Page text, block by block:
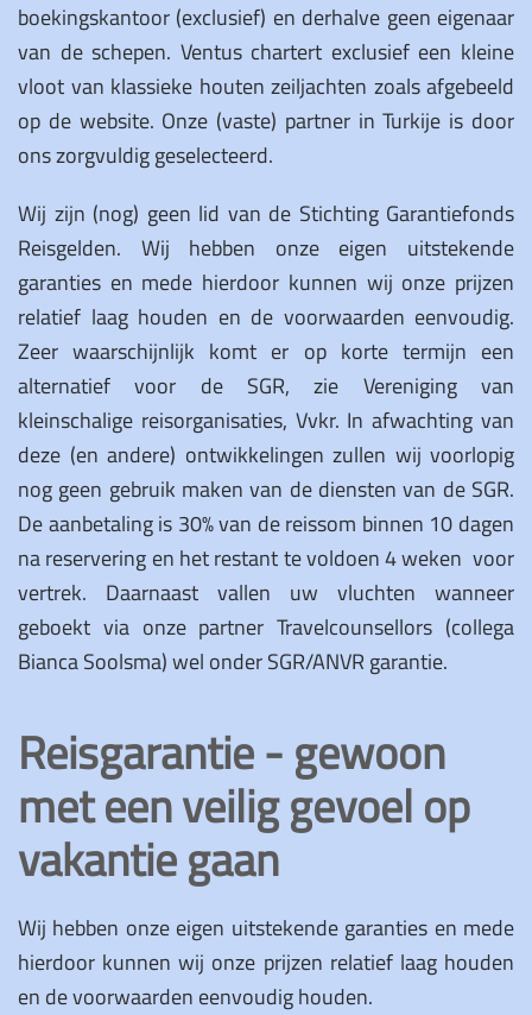
boekingskantoor (exclusief) en derhalve geen eigenaar
van de schepen. Ventus chartert exclusief een kleine
vloot van klassieke houten zeiljachten zoals afgebeeld
op de website. Onze (vaste) partner in Turkije is door
ons zorgvuldig geselecteerd.
Wij zijn (nog) geen lid van de Stichting Garantiefonds
Reisgelden. Wij hebben onze eigen uitstekende
garanties en mede hierdoor kunnen wij onze prijzen
relatief laag houden en de voorwaarden eenvoudig.
Zeer waarschijnlijk komt er op korte termijn een
alternatief voor de SGR, zie Vereniging van
kleinschalige reisorganisaties, Vvkr. In afwachting van
deze (en andere) ontwikkelingen zullen wij voorlopig
nog geen gebruik maken van de diensten van de SGR.
De aanbetaling is 30% van de reissom binnen 10 dagen
na reservering en het restant te voldoen 4 weken voor
vertrek. Daarnaast vallen uw vluchten wanneer
geboekt via onze partner Travelcounsellors (collega
Bianca Soolsma) wel onder SGR/ANVR garantie.
Reisgarantie - gewoon
met een veilig gevoel op
vakantie gaan
Wij hebben onze eigen uitstekende garanties en mede
hierdoor kunnen wij onze prijzen relatief laag houden
en de voorwaarden eenvoudig houden.